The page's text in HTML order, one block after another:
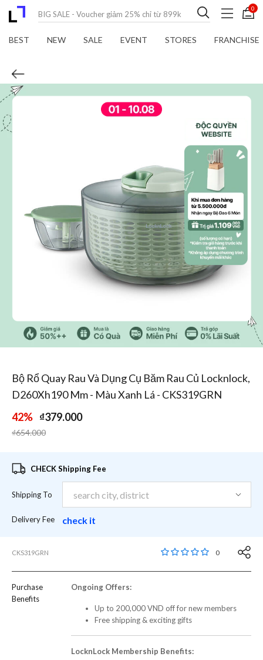
0
BEST NEW SALE EVENT STORES FRANCHISE
/1
Bộ Rổ Quay Rau Và Dụng Cụ Băm Rau Củ Locknlock,
D260Xh190 Mm - Màu Xanh Lá - CKS319GRN
42% ₫379.000
Price reduced from
₫654.000to
CHECK Shipping Fee
Shipping To
Delivery Fee check it
CKS319GRN 3,4 out of 5 Customer
0
Purchase
Benefits
Ongoing Offers:
Up to 200,000 VND off for new members
Free shipping & exciting gifts
LocknLock Membership Benefits: